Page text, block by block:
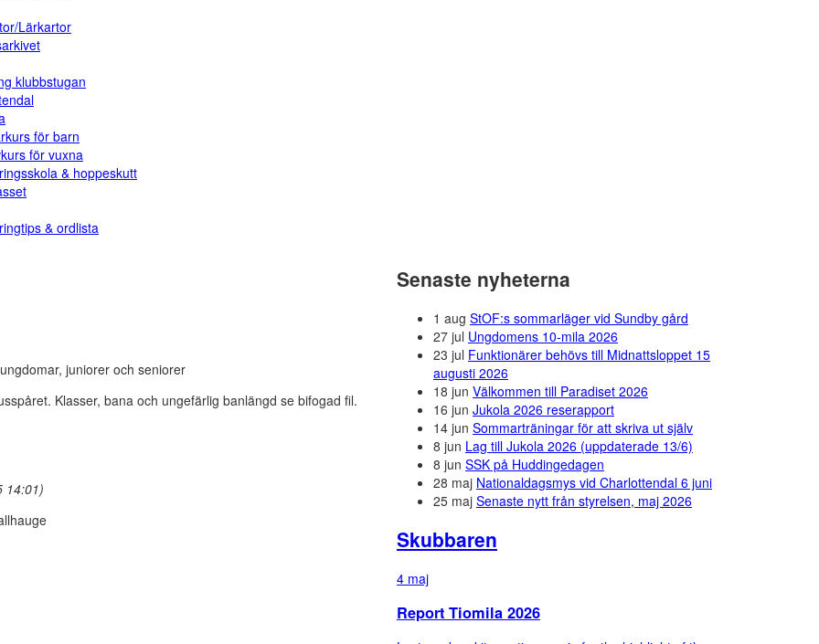
Lärkartor
klubbstugan
för barn
för vuxna
& hoppeskutt
& ordlista
juniorer och seniorer
Klasser, bana och ungefärlig banlängd se bifogad fil.
14:01)
Senaste nyheterna
1 aug StOF:s sommarläger vid Sundby gård
27 jul Ungdomens 10-mila 2026
23 jul Funktionärer behövs till Midnattsloppet 15
augusti 2026
18 jun Välkommen till Paradiset 2026
16 jun Jukola 2026 reserapport
14 jun Sommarträningar för att skriva ut själv
8 jun Lag till Jukola 2026 (uppdaterade 13/6)
8 jun SSK på Huddingedagen
28 maj Nationaldagsmys vid Charlottendal 6 juni
25 maj Senaste nytt från styrelsen, maj 2026
Skubbaren
4 maj
Report Tiomila 2026